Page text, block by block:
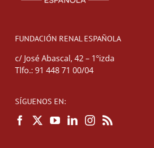
FUNDACIÓN RENAL ESPAÑOLA
c/ José Abascal, 42 – 1ºizda
Tlfo.: 91 448 71 00/04
SÍGUENOS EN: